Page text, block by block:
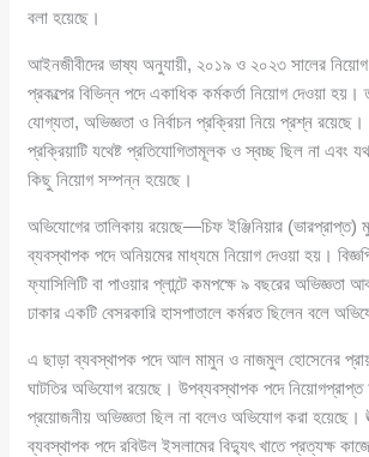
বলা হয়েছে।
আইনজীবীদের ভাষ্য অনুযায়ী, ২০১৯ ও ২০২৩ সালের
প্রকল্পের বিভিন্ন পদে একাধিক কর্মকর্তা নিয়োগ দেওয়া
যোগ্যতা, অভিজ্ঞতা ও নির্বাচন প্রক্রিয়া নিয়ে প্রশ্ন
প্রক্রিয়াটি যথেষ্ট প্রতিযোগিতামূলক ও স্বচ্ছ ছিল না এবং
কিছু নিয়োগ সম্পন্ন হয়েছে।
অভিযোগের তালিকায় রয়েছে—চিফ ইঞ্জিনিয়ার
ব্যবস্থাপক পদে অনিয়মের মাধ্যমে নিয়োগ দেওয়া হয়।
ফ্যাসিলিটি বা পাওয়ার প্লান্টে কমপক্ষে ৯ বছরের অভিজ্ঞতা
ঢাকার একটি বেসরকারি হাসপাতালে কর্মরত ছিলেন বলে
এ ছাড়া ব্যবস্থাপক পদে আল মামুন ও নাজমুল হোসেনের
ঘাটতির অভিযোগ রয়েছে। উপব্যবস্থাপক পদে
প্রয়োজনীয় অভিজ্ঞতা ছিল না বলেও অভিযোগ করা হয়েছে।
ব্যবস্থাপক পদে রবিউল ইসলামের বিদ্যুৎ খাতে প্রত্যক্ষ